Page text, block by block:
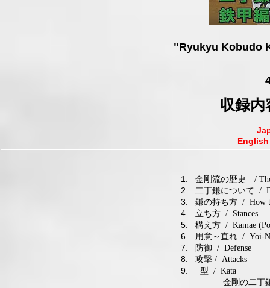
"Ryukyu Kobudo
収録
1. 金剛流の歴史 /
2. 二丁鎌について /
3. 鎌の持ち方 / How
4. 立ち方 / Stances
5. 構え方 / Kamae
6. 用意～直れ / Yoi-
7. 防御 / Defense
8. 攻撃 / Attacks
9. 型 / Kata
金剛の二丁